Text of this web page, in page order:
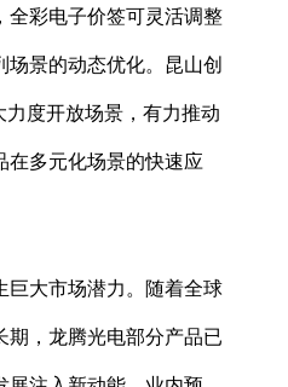
全彩电子价签可灵活调整
场景的动态优化。昆山创
力度开放场景，有力推动
在多元化场景的快速应
巨大市场潜力。随着全球
期，龙腾光电部分产品已